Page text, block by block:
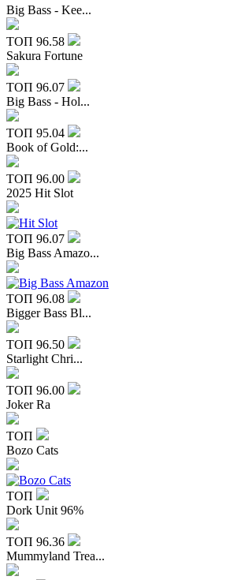
Big Bass - Kee...
ТОП 96.58
Sakura Fortune
ТОП 96.07
Big Bass - Hol...
ТОП 95.04
Book of Gold:...
ТОП 96.00
2025 Hit Slot
ТОП 96.07
Big Bass Amazo...
ТОП 96.08
Bigger Bass Bl...
ТОП 96.50
Starlight Chri...
ТОП 96.00
Joker Ra
ТОП
Bozo Cats
ТОП
Dork Unit 96%
ТОП 96.36
Mummyland Trea...